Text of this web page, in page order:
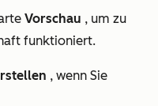
Vorschau , um zu
funktioniert.
, wenn Sie